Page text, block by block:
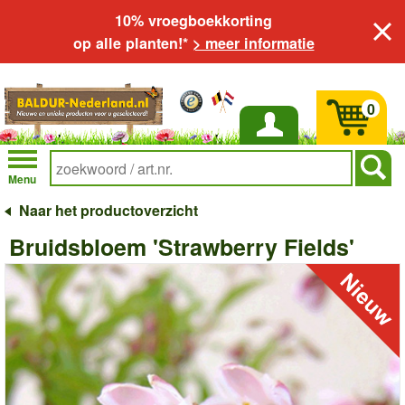
10% vroegboekkorting
op alle planten!* > meer informatie
Inloggen
Menu
0
Naar het productoverzicht
Bruidsbloem 'Strawberry Fields'